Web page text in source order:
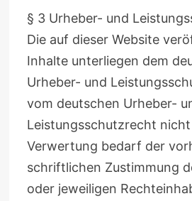
§ 3 Urheber- und
Die auf dieser Website
Inhalte unterliegen dem
Urheber- und
vom deutschen Urheber-
Leistungsschutzrecht nicht
Verwertung bedarf der
schriftlichen Zustimmung
oder jeweiligen